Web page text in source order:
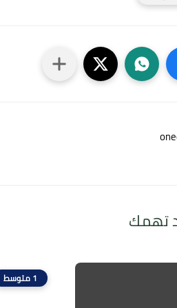
تهمك
1 متوسط